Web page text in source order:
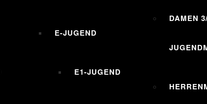
E-JUGEND
E1-JUGEND
DAMEN